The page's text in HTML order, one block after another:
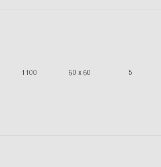
1100 60 x 60 5